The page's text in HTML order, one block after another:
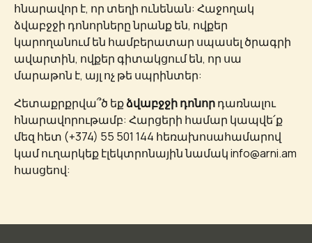
հնարավոր է, որ տեղի ունենան: Հաջողակ
ձվաբջջի դոնորները նրանք են, ովքեր
կարողանում են համբերատար սպասել ծրագրի
ավարտին, ովքեր գիտակցում են, որ սա
մարաթոն է, այլ ոչ թե սպրինտեր:
Հետաքրքրվա՞ծ եքձվաբջջի դոնորդառնալու
հնարավորութամբ: Հարցերի համար կապվե՛ք
մեզ հետ (+374) 55 501 144 հեռախոսահամարով
կամ ուղարկեք էլեկտրոնային նամակ info@arni.am
հասցեով: